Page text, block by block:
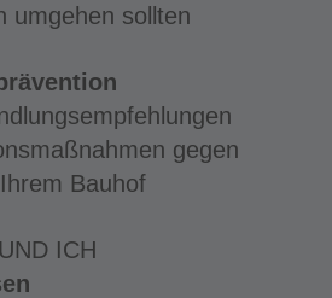
umgehen sollten
gegen
Bauhof
ICH